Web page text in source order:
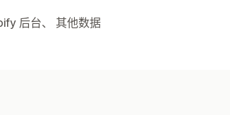
后台、 其他数据